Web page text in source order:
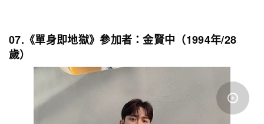
07.《單身即地獄》參加者：金賢中（1994年/28
歲）